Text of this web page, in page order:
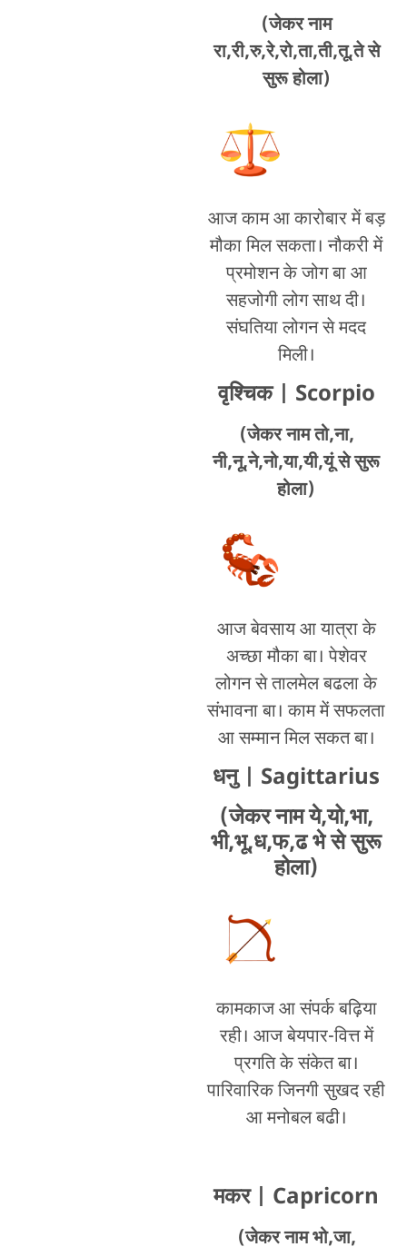
(जेकर नाम
रा,री,रु,रे,रो,ता,ती,तू,ते से
सुरू होला)
आज काम आ कारोबार में बड़
मौका मिल सकता। नौकरी में
प्रमोशन के जोग बा आ
सहजोगी लोग साथ दी।
संघतिया लोगन से मदद
मिली।
वृश्चिक | Scorpio
(जेकर नाम तो,ना,
नी,नू,ने,नो,या,यी,यूं से सुरू
होला)
आज बेवसाय आ यात्रा के
अच्छा मौका बा। पेशेवर
लोगन से तालमेल बढला के
संभावना बा। काम में सफलता
आ सम्मान मिल सकत बा।
धनु
| Sagittarius
(जेकर नाम ये,यो,भा,
भी,भू,ध,फ,ढ भे से सुरू
होला)
कामकाज आ संपर्क बढ़िया
रही। आज बेयपार-वित्त में
प्रगति के संकेत बा।
पारिवारिक जिनगी सुखद रही
आ मनोबल बढी।
मकर | Capricorn
(जेकर नाम भो,जा,